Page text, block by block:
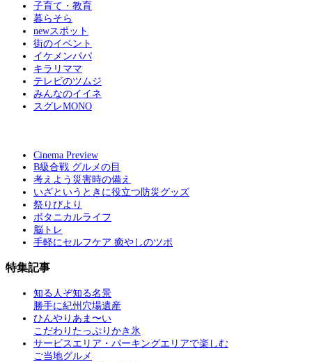
子育て・教育
暮らそら
newスポット
街のイベント
イケメンパパ
キラリママ
テレビのツムジ
みんなのイイネ
スグレMONO
Cinema Preview
B級合戦 グルメの目
考えよう災害時の備え
いざというときに役立つ防災グッズ
祭りびより
ボタニカルライフ
脳トレ
手軽にセルフケア 癒やしのツボ
特集記事
知る人ぞ知る名景
勝手に紀州穴場遺産
ひんやりあま〜い
こだわりたっぷりかき氷
サービスエリア・パーキングエリアで楽しむ
ご当地グルメ